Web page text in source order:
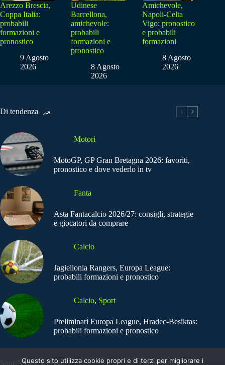
Arezzo Brescia,
Coppa Italia:
probabili
formazioni e
pronostico
9 Agosto
2026
Udinese
Barcellona,
amichevole:
probabili
formazioni e
pronostico
8 Agosto
2026
Amichevole,
Napoli-Celta
Vigo: pronostico
e probabili
formazioni
8 Agosto
2026
Di tendenza
Motori
MotoGP, GP Gran Bretagna 2026: favoriti,
pronostico e dove vederlo in tv
Fanta
Asta Fantacalcio 2026/27: consigli, strategie
e giocatori da comprare
Calcio
Jagiellonia Rangers, Europa League:
probabili formazioni e pronostico
Calcio, Sport
Preliminari Europa League, Hradec-Besiktas:
probabili formazioni e pronostico
SportNews.BetFlag - Copyright © 2025
Questo sito utilizza cookie propri e di terzi per migliorare i